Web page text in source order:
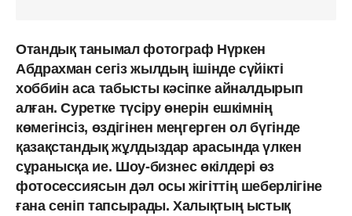
Отандық танымал фотограф Нүркен
Абдрахман сегіз жылдың ішінде сүйікті
хоббиін аса табысты кәсіпке айналдырып
алған. Суретке түсіру өнерін ешкімнің
көмегінсіз, өздігінен меңгерген ол бүгінде
қазақстандық жұлдыздар арасында үлкен
сұранысқа ие. Шоу-бизнес өкілдері өз
фотосессиясын дәл осы жігіттің шеберлігіне
ғана сеніп тапсырады. Халықтың ыстық